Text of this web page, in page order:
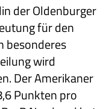
der Oldenburger
für den
besonderes
wird
Der Amerikaner
Punkten pro